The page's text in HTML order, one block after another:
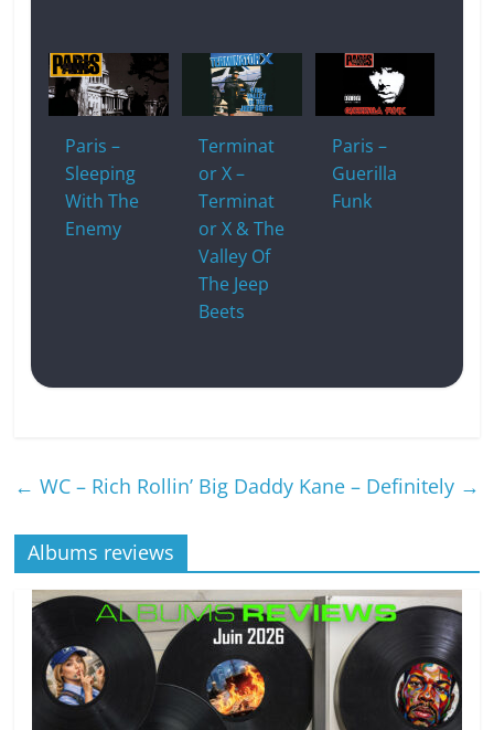
Paris –
Sleeping
With The
Enemy
Terminat
or X –
Terminat
or X & The
Valley Of
The Jeep
Beets
Paris –
Guerilla
Funk
← WC – Rich Rollin’ Big Daddy Kane – Definitely →
Albums reviews